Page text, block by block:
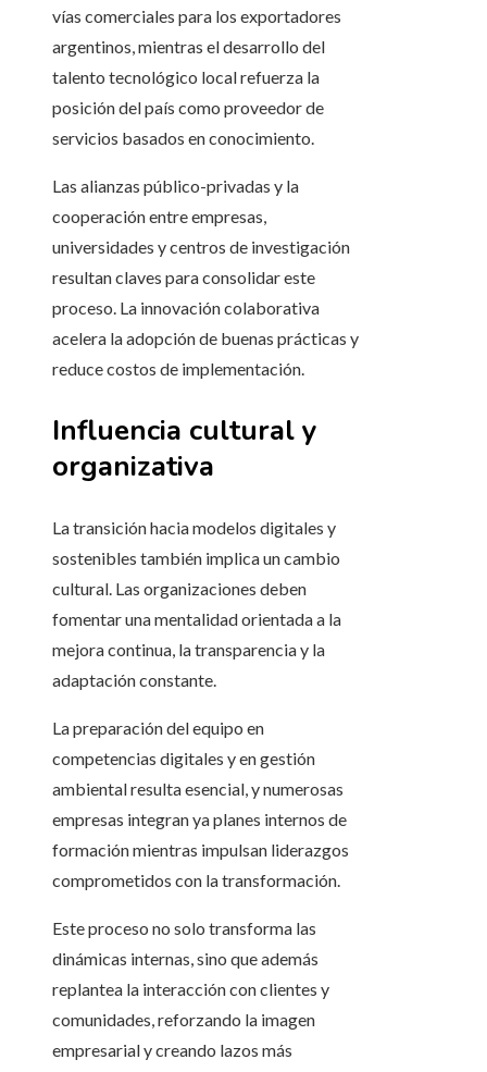
vías comerciales para los exportadores
argentinos, mientras el desarrollo del
talento tecnológico local refuerza la
posición del país como proveedor de
servicios basados en conocimiento.
Las alianzas público-privadas y la
cooperación entre empresas,
universidades y centros de investigación
resultan claves para consolidar este
proceso. La innovación colaborativa
acelera la adopción de buenas prácticas y
reduce costos de implementación.
Influencia cultural y
organizativa
La transición hacia modelos digitales y
sostenibles también implica un cambio
cultural. Las organizaciones deben
fomentar una mentalidad orientada a la
mejora continua, la transparencia y la
adaptación constante.
La preparación del equipo en
competencias digitales y en gestión
ambiental resulta esencial, y numerosas
empresas integran ya planes internos de
formación mientras impulsan liderazgos
comprometidos con la transformación.
Este proceso no solo transforma las
dinámicas internas, sino que además
replantea la interacción con clientes y
comunidades, reforzando la imagen
empresarial y creando lazos más